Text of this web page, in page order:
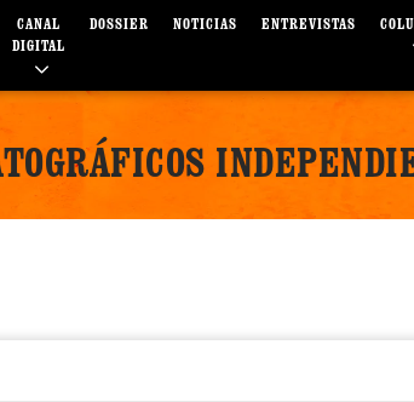
CANAL
DIGITAL
DOSSIER NOTICIAS ENTREVISTAS